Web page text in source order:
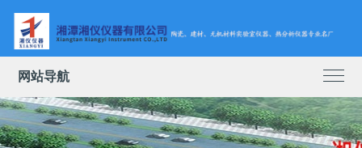
网站导航